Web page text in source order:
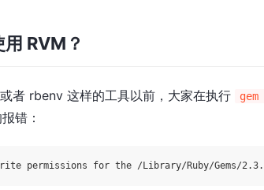
RVM？
者 rbenv 这样的工具以前，大家在执行
错：